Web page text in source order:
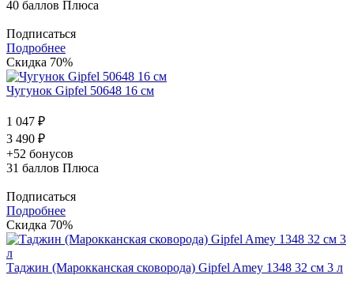
40 баллов Плюса
Подписаться
Подробнее
Скидка 70%
Чугунок Gipfel 50648 16 см
1 047 ₽
3 490 ₽
+52 бонусов
31 баллов Плюса
Подписаться
Подробнее
Скидка 70%
Таджин (Марокканская сковорода) Gipfel Amey 1348 32 см 3 л